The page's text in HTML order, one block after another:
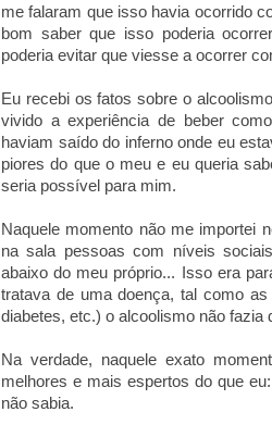
me falaram que isso havia ocorrido
bom saber que isso poderia
poderia evitar que viesse a ocorrer
Eu recebi os fatos sobre o
vivido a experiência de beber
haviam saído do inferno onde eu
piores do que o meu e eu queria
seria possível para mim.
Naquele momento não me importei
na sala pessoas com níveis
abaixo do meu próprio... Isso era
tratava de uma doença, tal como
diabetes, etc.) o alcoolismo não fazia
Na verdade, naquele exato
melhores e mais espertos do que
não sabia.